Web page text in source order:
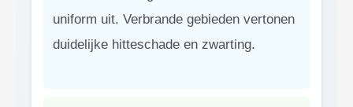
uniform uit. Verbrande gebieden vertonen
duidelijke hitteschade en zwarting.